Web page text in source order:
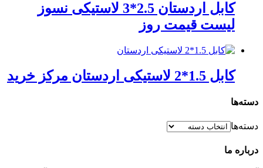
کابل اردستان 2.5*3 لاستیکی نسوز
لیست قیمت روز
کابل 1.5*2 لاستیکی اردستان مرکز خرید
دسته‌ها
دسته‌ها
درباره ما